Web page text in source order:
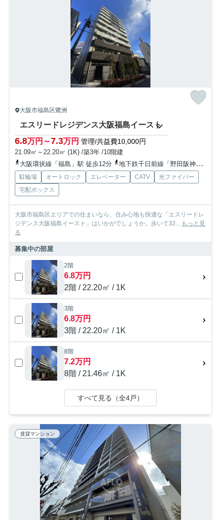
大阪市福島区鷺洲
エスリードレジデンス大阪福島イースト
6.8万円～7.3万円 管理/共益費10,000円
21.09㎡～22.20㎡ (1K) /築3年 /10階建
大阪環状線「福島」駅 徒歩12分
地下鉄千日前線「野田阪神」駅 徒歩13分
駐輪場 オートロック エレベーター CATV
光ファイバー
宅配ボックス
大阪市福島区エリアでの住まいなら、住み心地も快適な「エスリードレ
ジデンス大阪福島イースト」はいかがでしょうか。歩いて32... もっと見
る
募集中の部屋
2階
6.8万円
2階 / 22.20㎡ / 1K
3階
6.8万円
3階 / 22.20㎡ / 1K
8階
7.2万円
8階 / 21.46㎡ / 1K
すべて見る（全4戸）
賃貸マンション